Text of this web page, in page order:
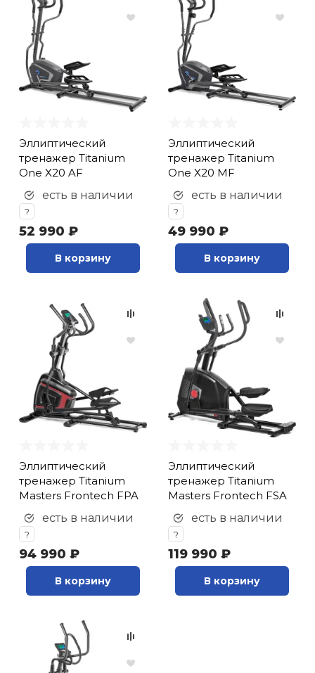
Эллиптический
тренажер Titanium
One X20 AF
есть в наличии
?
52 990 ₽
В корзину
Эллиптический
тренажер Titanium
One X20 MF
есть в наличии
?
49 990 ₽
В корзину
Эллиптический
тренажер Titanium
Masters Frontech FPA
есть в наличии
?
94 990 ₽
В корзину
Эллиптический
тренажер Titanium
Masters Frontech FSA
есть в наличии
?
119 990 ₽
В корзину